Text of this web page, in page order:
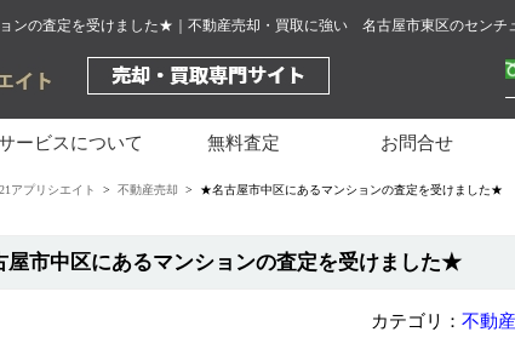
ンの査定を受けました★｜不動産売却・買取に強い 名古屋市東区のセンチ
ービスについて 無料査定 お問合せ
アプリシエイト > 不動産売却 > ★名古屋市中区にあるマンションの査定を受けました★
市中区にあるマンションの査定を受けました★
カテゴリ： 不動